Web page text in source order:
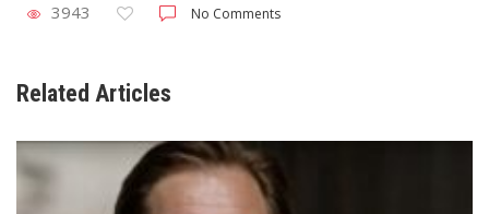
3943 No Comments
Related Articles